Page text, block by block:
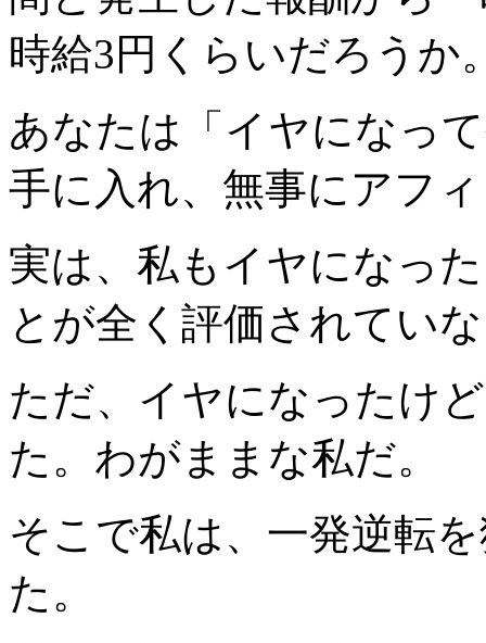
時給3円くらいだろうか
あなたは「イヤになっ
手に入れ、無事にアフ
実は、私もイヤになっ
とが全く評価されてい
ただ、イヤになったけ
た。わがままな私だ。
そこで私は、一発逆転
た。